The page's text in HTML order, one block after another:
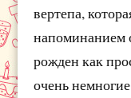
вертепа,
напоминанием
рожден как
очень